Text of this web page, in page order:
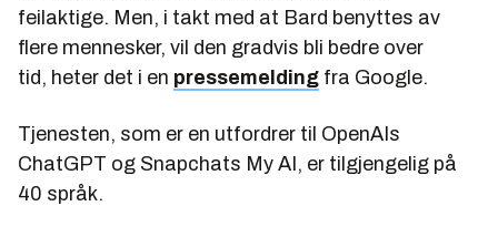
feilaktige. Men, i takt med at Bard benyttes av
flere mennesker, vil den gradvis bli bedre over
tid, heter det i en pressemelding fra Google.
Tjenesten, som er en utfordrer til OpenAIs
ChatGPT og Snapchats My AI, er tilgjengelig på
40 språk.